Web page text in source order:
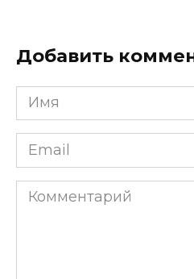
Добавить
Имя
*
Email
*
Комментарий